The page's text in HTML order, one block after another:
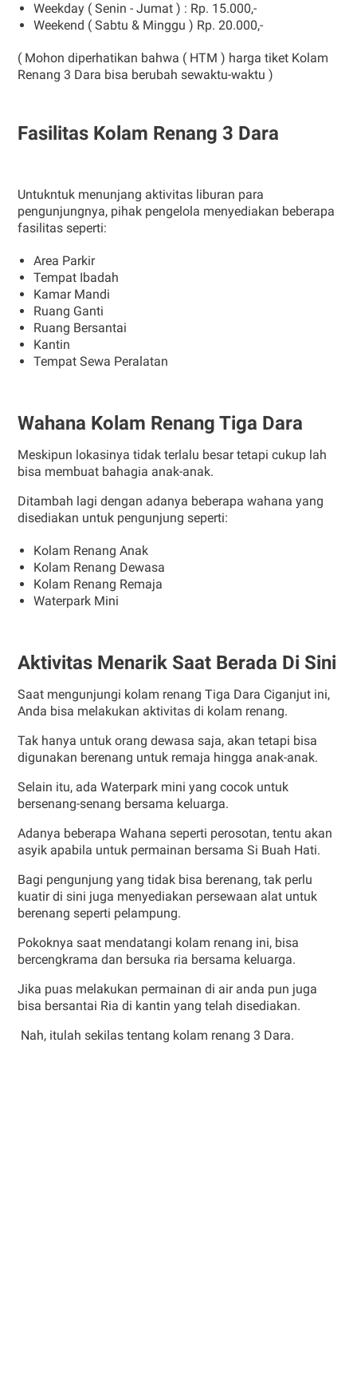
Weekday ( Senin - Jumat ) : Rp. 15.000,-
Weekend ( Sabtu & Minggu ) Rp. 20.000,-
( Mohon diperhatikan bahwa ( HTM ) harga tiket Kolam
Renang 3 Dara bisa berubah sewaktu-waktu )
Fasilitas Kolam Renang 3 Dara
Untukntuk menunjang aktivitas liburan para
pengunjungnya, pihak pengelola menyediakan beberapa
fasilitas seperti:
Area Parkir
Tempat Ibadah
Kamar Mandi
Ruang Ganti
Ruang Bersantai
Kantin
Tempat Sewa Peralatan
Wahana Kolam Renang Tiga Dara
Meskipun lokasinya tidak terlalu besar tetapi cukup lah
bisa membuat bahagia anak-anak.
Ditambah lagi dengan adanya beberapa wahana yang
disediakan untuk pengunjung seperti:
Kolam Renang Anak
Kolam Renang Dewasa
Kolam Renang Remaja
Waterpark Mini
Aktivitas Menarik Saat Berada Di Sini
Saat mengunjungi kolam renang Tiga Dara Ciganjut ini,
Anda bisa melakukan aktivitas di kolam renang.
Tak hanya untuk orang dewasa saja, akan tetapi bisa
digunakan berenang untuk remaja hingga anak-anak.
Selain itu, ada Waterpark mini yang cocok untuk
bersenang-senang bersama keluarga.
Adanya beberapa Wahana seperti perosotan, tentu akan
asyik apabila untuk permainan bersama Si Buah Hati.
Bagi pengunjung yang tidak bisa berenang, tak perlu
kuatir di sini juga menyediakan persewaan alat untuk
berenang seperti pelampung.
Pokoknya saat mendatangi kolam renang ini, bisa
bercengkrama dan bersuka ria bersama keluarga.
Jika puas melakukan permainan di air anda pun juga
bisa bersantai Ria di kantin yang telah disediakan.
Nah, itulah sekilas tentang kolam renang 3 Dara.